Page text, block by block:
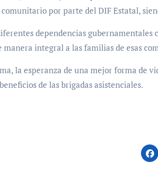
por parte del DIF Estatal,
dependencias
manera integral a las familias de esas
la esperanza de una mejor forma de
de las brigadas asistenciales.